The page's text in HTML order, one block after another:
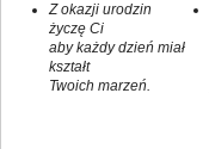
Z okazji urodzin
życzę Ci
aby każdy dzień miał
kształt
Twoich marzeń.